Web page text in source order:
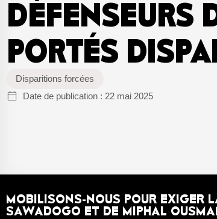
DÉFENSEURS
PORTÉS
Disparitions forcées
Date de publication : 22 mai 2025
MOBILISONS-NOUS POUR EXIGER
SAWADOGO ET DE MIPHAL